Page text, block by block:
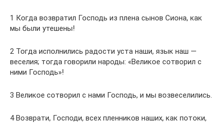
1 Когда возвратил Господь из плена сынов Сиона, как
мы были утешены!
2 Тогда исполнились радости уста наши, язык наш —
веселия; тогда говорили народы: «Великое сотворил с
ними Господь»!
3 Великое сотворил с нами Господь, и мы возвеселились.
4 Возврати, Господи, всех пленников наших, как потоки,